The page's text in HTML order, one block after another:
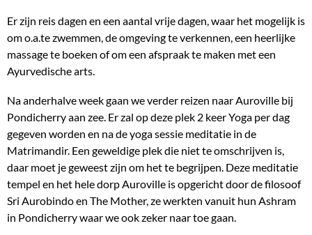
Er zijn reis dagen en een aantal vrije dagen, waar het mogelijk is
om o.a.te zwemmen, de omgeving te verkennen, een heerlijke
massage te boeken of om een afspraak te maken met een
Ayurvedische arts.
Na anderhalve week gaan we verder reizen naar Auroville bij
Pondicherry aan zee. Er zal op deze plek 2 keer Yoga per dag
gegeven worden en na de yoga sessie meditatie in de
Matrimandir. Een geweldige plek die niet te omschrijven is,
daar moet je geweest zijn om het te begrijpen. Deze meditatie
tempel en het hele dorp Auroville is opgericht door de filosoof
Sri Aurobindo en The Mother, ze werkten vanuit hun Ashram
in Pondicherry waar we ook zeker naar toe gaan.